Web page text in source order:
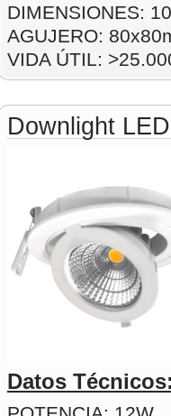
DIMENSIONES:
AGUJERO:
VIDA ÚTIL:
Downlight
Datos